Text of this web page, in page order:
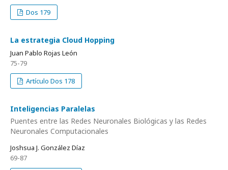
Dos 179
La estrategia Cloud Hopping
Juan Pablo Rojas León
75-79
Artículo Dos 178
Inteligencias Paralelas
Puentes entre las Redes Neuronales Biológicas y las Redes
Neuronales Computacionales
Joshsua J. González Díaz
69-87